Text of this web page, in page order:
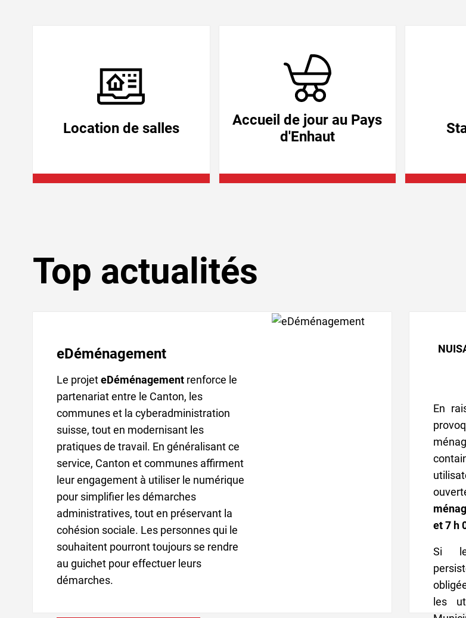
Location de salles
Accueil de jour au Pays
d'Enhaut
Top actualités
eDéménagement
Le projeteDéménagement renforce le
partenariat entre le Canton, les
communes et la cyberadministration
suisse, tout en modernisant les
pratiques de travail. En généralisant ce
service, Canton et communes affirment
leur engagement à utiliser le numérique
pour simplifier les démarches
administratives, tout en préservant la
cohésion sociale. Les personnes qui le
souhaitent pourront toujours se rendre
au guichet pour effectuer leurs
démarches.
En
et 7 h
Si
les